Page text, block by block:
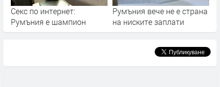
Секс по интернет:
Румъния е шампион
Румъния вече не е страна
на ниските заплати